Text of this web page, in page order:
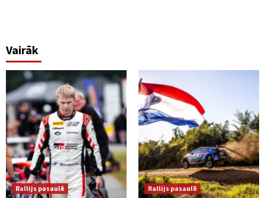
Vairāk
Rallijs pasaulē Rallijs pasaulē